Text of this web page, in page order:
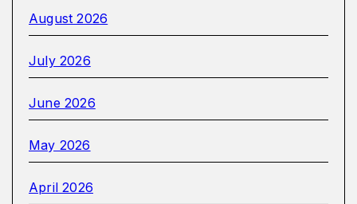
August 2026
July 2026
June 2026
May 2026
April 2026